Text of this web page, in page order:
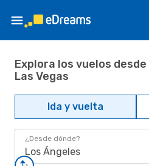
Explora los vuelos
Las Vegas
Ida y vuelta
¿Desde dónde?
Los Ángeles